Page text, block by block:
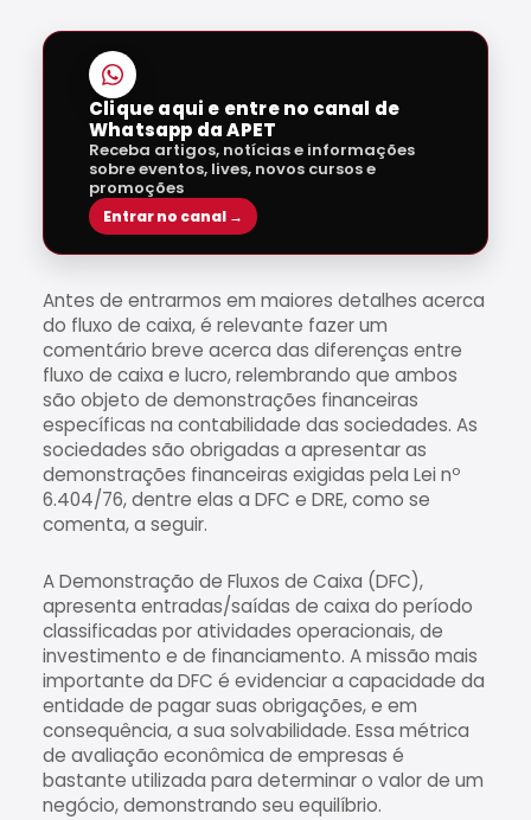
Clique aqui e entre no canal de
Whatsapp da APET
Receba artigos, notícias e informações
sobre eventos, lives, novos cursos e
promoções
Entrar no canal →
Antes de entrarmos em maiores detalhes acerca
do fluxo de caixa, é relevante fazer um
comentário breve acerca das diferenças entre
fluxo de caixa e lucro, relembrando que ambos
são objeto de demonstrações financeiras
específicas na contabilidade das sociedades. As
sociedades são obrigadas a apresentar as
demonstrações financeiras exigidas pela Lei nº
6.404/76, dentre elas a DFC e DRE, como se
comenta, a seguir.
A Demonstração de Fluxos de Caixa (DFC),
apresenta entradas/saídas de caixa do período
classificadas por atividades operacionais, de
investimento e de financiamento. A missão mais
importante da DFC é evidenciar a capacidade da
entidade de pagar suas obrigações, e em
consequência, a sua solvabilidade. Essa métrica
de avaliação econômica de empresas é
bastante utilizada para determinar o valor de um
negócio, demonstrando seu equilíbrio.